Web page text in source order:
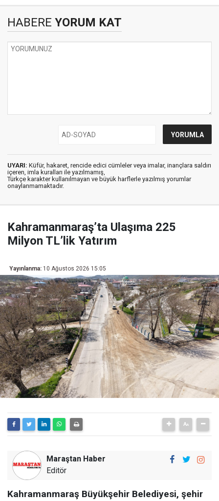
HABERE YORUM KAT
UYARI: Küfür, hakaret, rencide edici cümleler veya imalar, inançlara saldırı
içeren, imla kuralları ile yazılmamış,
Türkçe karakter kullanılmayan ve büyük harflerle yazılmış yorumlar
onaylanmamaktadır.
Kahramanmaraş’ta Ulaşıma 225
Milyon TL’lik Yatırım
Yayınlanma: 10 Ağustos 2026 15:05
Maraştan Haber
Editör
Kahramanmaraş Büyükşehir Belediyesi, şehir